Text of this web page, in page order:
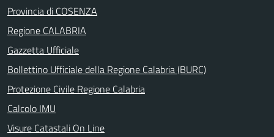
Provincia di COSENZA
Regione CALABRIA
Gazzetta Ufficiale
Bollettino Ufficiale della Regione Calabria (BURC)
Protezione Civile Regione Calabria
Calcolo IMU
Visure Catastali On Line